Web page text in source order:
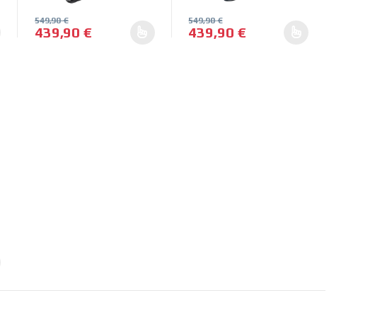
elegir en la página de producto
variantes. Las opciones se pueden elegir en la página de producto
439,90€
549,90€
Este producto tiene múltiples variantes. Las opciones se pueden elegir
439,90 €
549,90€
Este producto tiene múltiples variantes.
elegir en la página de producto
variantes. Las opciones se pueden elegir en la página de producto